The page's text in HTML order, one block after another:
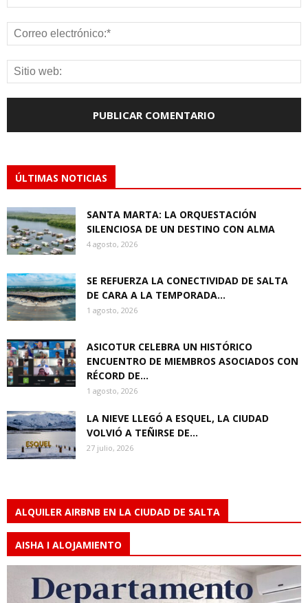
ÚLTIMAS NOTICIAS
SANTA MARTA: LA ORQUESTACIÓN
SILENCIOSA DE UN DESTINO CON ALMA
4 agosto, 2026
SE REFUERZA LA CONECTIVIDAD DE SALTA
DE CARA A LA TEMPORADA...
1 agosto, 2026
ASICOTUR CELEBRA UN HISTÓRICO
ENCUENTRO DE MIEMBROS ASOCIADOS CON
RÉCORD DE...
1 agosto, 2026
LA NIEVE LLEGÓ A ESQUEL, LA CIUDAD
VOLVIÓ A TEÑIRSE DE...
27 julio, 2026
ALQUILER AIRBNB EN LA CIUDAD DE SALTA
AISHA I ALOJAMIENTO